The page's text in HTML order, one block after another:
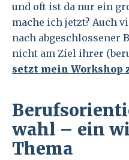
und oft ist da nur ein
mache ich jetzt? Auch
nach abgeschlossener
nicht am Ziel ihrer
setzt mein Workshop
wahl – ein
Thema